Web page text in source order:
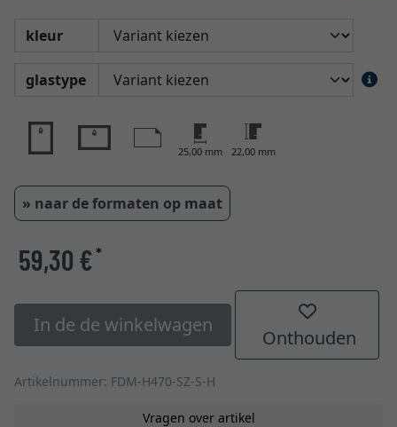
kleur
glastype
25,00 mm 22,00 mm
» naar de formaten op maat
59,30 €*
In de de winkelwagen
Onthouden
Artikelnummer: FDM-H470-SZ-S-H
Vragen over artikel